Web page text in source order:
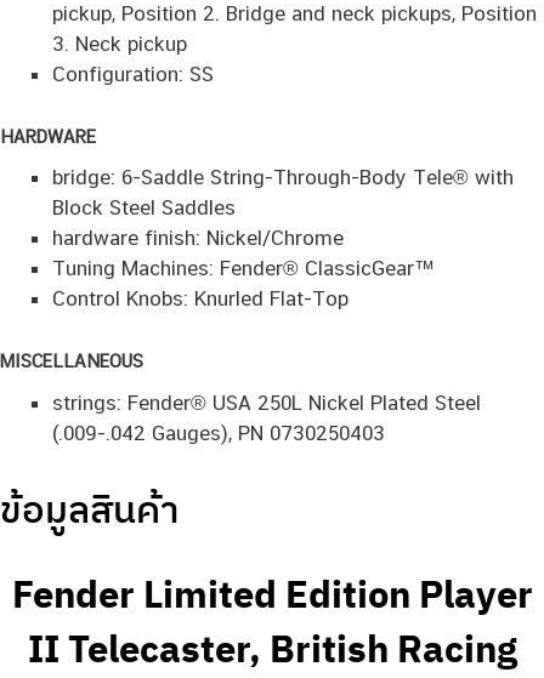
pickup, Position 2. Bridge and neck pickups, Position
3. Neck pickup
Configuration: SS
HARDWARE
bridge: 6-Saddle String-Through-Body Tele® with
Block Steel Saddles
hardware finish: Nickel/Chrome
Tuning Machines: Fender® ClassicGear™
Control Knobs: Knurled Flat-Top
MISCELLANEOUS
strings: Fender® USA 250L Nickel Plated Steel
(.009-.042 Gauges), PN 0730250403
ข้อมูลสินค้า
Fender Limited Edition Player
II Telecaster, British Racing